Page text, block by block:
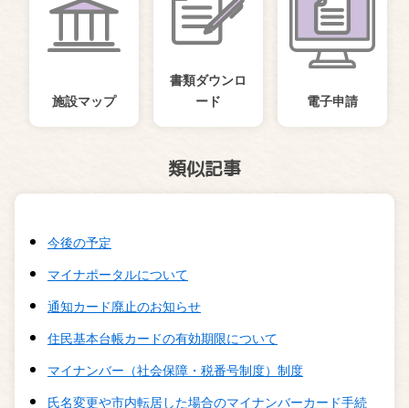
施設マップ
書類ダウンロ
ード
電子申請
類似記事
今後の予定
マイナポータルについて
通知カード廃止のお知らせ
住民基本台帳カードの有効期限について
マイナンバー（社会保障・税番号制度）制度
氏名変更や市内転居した場合のマイナンバーカード手続